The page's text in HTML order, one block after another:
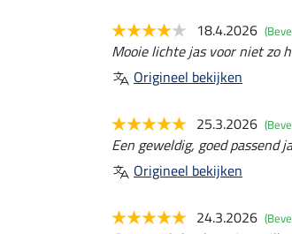
18.4.2026
Mooie lichte jas voor niet zo
Origineel bekijken
25.3.2026
Een geweldig, goed passend
Origineel bekijken
24.3.2026